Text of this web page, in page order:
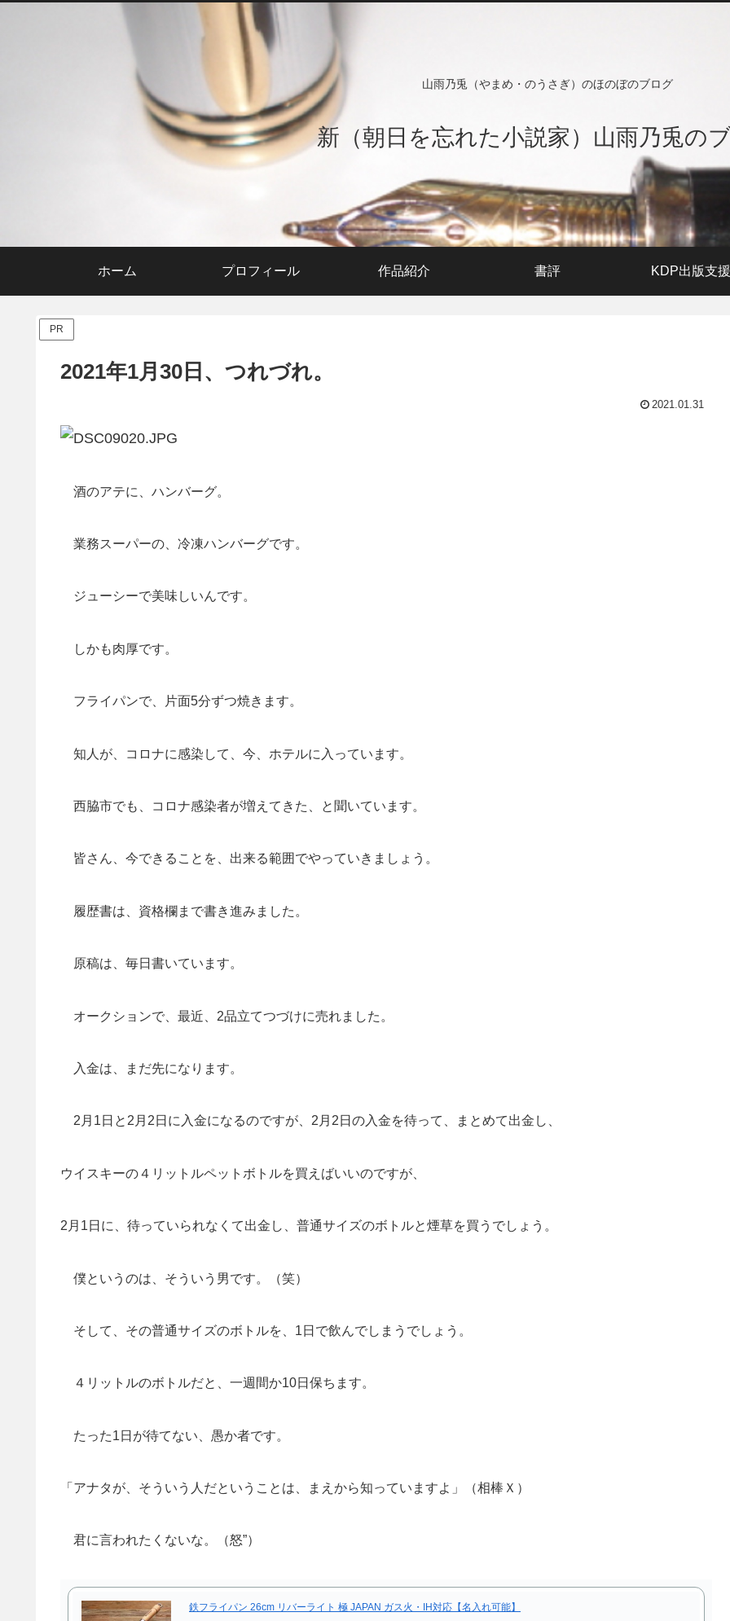
山雨乃兎（やまめ・のうさぎ）のほのぼのブログ
新（朝日を忘れた小説家）山雨乃兎の
ホーム プロフィール 作品紹介 書評 KDP出版支援
PR
2021年1月30日、つれづれ。
2021.01.31
酒のアテに、ハンバーグ。
業務スーパーの、冷凍ハンバーグです。
ジューシーで美味しいんです。
しかも肉厚です。
フライパンで、片面5分ずつ焼きます。
知人が、コロナに感染して、今、ホテルに入っています。
西脇市でも、コロナ感染者が増えてきた、と聞いています。
皆さん、今できることを、出来る範囲でやっていきましょう。
履歴書は、資格欄まで書き進みました。
原稿は、毎日書いています。
オークションで、最近、2品立てつづけに売れました。
入金は、まだ先になります。
2月1日と2月2日に入金になるのですが、2月2日の入金を待って、まとめて出金し、
ウイスキーの４リットルペットボトルを買えばいいのですが、
2月1日に、待っていられなくて出金し、普通サイズのボトルと煙草を買うでしょう。
僕というのは、そういう男です。（笑）
そして、その普通サイズのボトルを、1日で飲んでしまうでしょう。
４リットルのボトルだと、一週間か10日保ちます。
たった1日が待てない、愚か者です。
「アナタが、そういう人だということは、まえから知っていますよ」（相棒Ｘ）
君に言われたくないな。（怒”）
鉄フライパン 26cm リバーライト 極 JAPAN ガス火・IH対応【名入れ可能】